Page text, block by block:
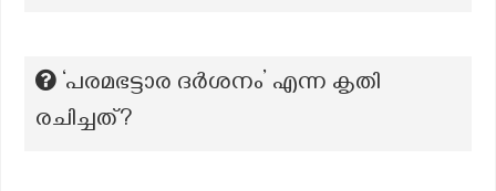
‘പരമഭട്ടാര ദർശനം’ എന്ന കൃതി
രചിച്ചത്?